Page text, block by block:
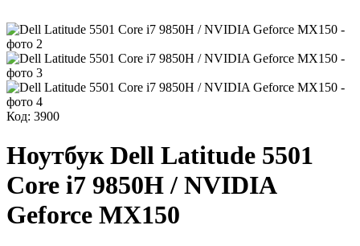
Код: 3900
Ноутбук Dell Latitude 5501
Core i7 9850H / NVIDIA
Geforce MX150